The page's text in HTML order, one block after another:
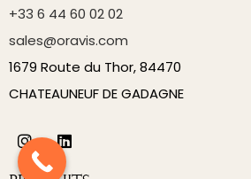
+33 6 44 60 02 02
sales@oravis.com
1679 Route du Thor, 84470
CHATEAUNEUF DE GADAGNE